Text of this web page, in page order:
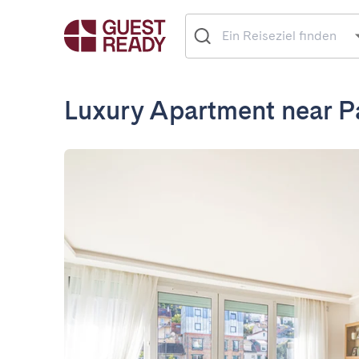
Luxury Apartment near